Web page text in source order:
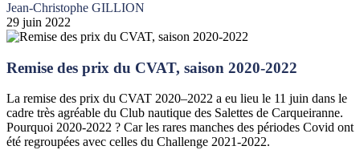
Jean-Christophe GILLION
29 juin 2022
Remise des prix du CVAT, saison 2020-2022
La remise des prix du CVAT 2020–2022 a eu lieu le 11 juin dans le
cadre très agréable du Club nautique des Salettes de Carqueiranne.
Pourquoi 2020-2022 ? Car les rares manches des périodes Covid ont
été regroupées avec celles du Challenge 2021-2022.